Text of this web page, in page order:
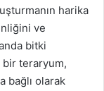
harika
ve
bitki
teraryum,
bağlı olarak